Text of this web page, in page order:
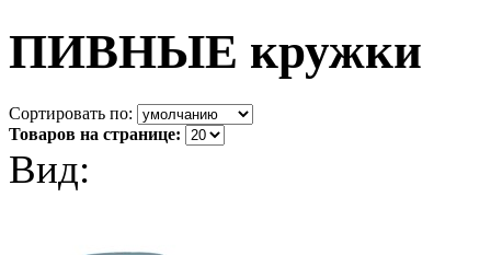
ПИВНЫЕ кружки
Сортировать по:
Товаров на странице:
Вид: